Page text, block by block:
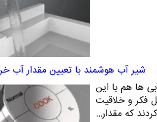
شیر آب هوشمند با تعیین مقدار آب
ها هم با این
فکر و خلاقیت
که مقدار…